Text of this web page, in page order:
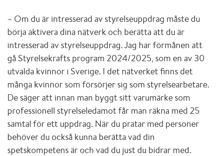
– Om du är intresserad av styrelseuppdrag måste du
börja aktivera dina nätverk och berätta att du är
intresserad av styrelseuppdrag. Jag har förmånen att
gå Styrelsekrafts program 2024/2025, som en av 30
utvalda kvinnor i Sverige. I det nätverket finns det
många kvinnor som försörjer sig som styrelsearbetare.
De säger att innan man byggt sitt varumärke som
professionell styrelseledamot får man räkna med 25
samtal för ett uppdrag. När du pratar med personer
behöver du också kunna berätta vad din
spetskompetens är och vad du just du bidrar med.